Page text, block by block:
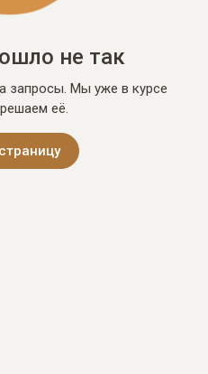
не так
запросы. Мы уже в курсе
её.